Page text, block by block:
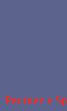
Partner e